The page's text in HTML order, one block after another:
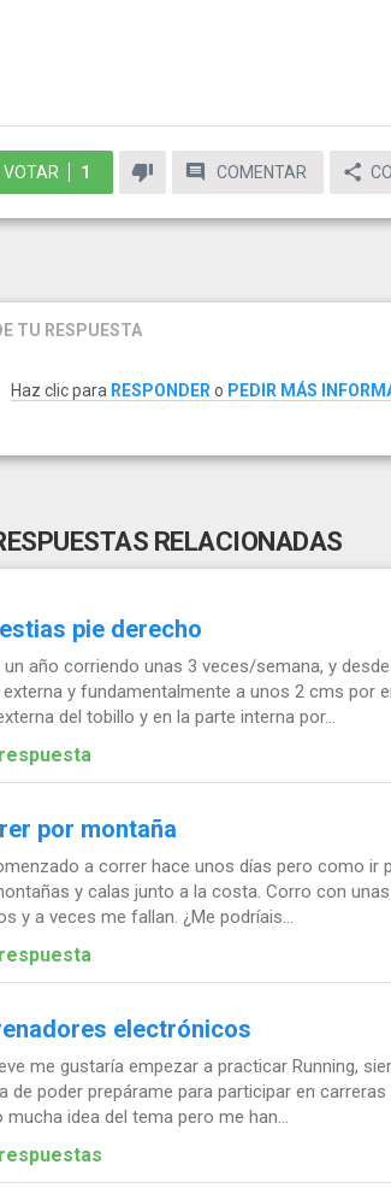
VOTAR 1 COMENTAR
TU RESPUESTA
Haz clic para RESPONDER o PEDIR MÁS
RELACIONADAS
pie derecho
un año corriendo unas 3 veces/semana, y
y fundamentalmente a unos 2 cms por
del tobillo y en la parte interna por...
por montaña
a correr hace unos días pero como ir
y calas junto a la costa. Corro con
y a veces me fallan. ¿Me podríais...
electrónicos
me gustaría empezar a practicar Running,
de poder prepárame para participar en
mucha idea del tema pero me han...